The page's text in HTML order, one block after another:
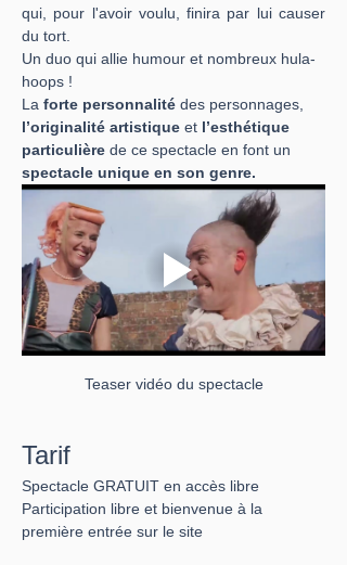
qui, pour l'avoir voulu, finira par lui causer
du tort.
Un duo qui allie humour et nombreux hula-
hoops !
La forte personnalité des personnages,
l’originalité artistique et l’esthétique
particulière de ce spectacle en font un
spectacle unique en son genre.
Teaser vidéo du spectacle
Tarif
Spectacle GRATUIT en accès libre
Participation libre et bienvenue à la
première entrée sur le site